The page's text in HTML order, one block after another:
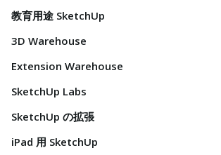
教育用途 SketchUp
3D Warehouse
Extension Warehouse
SketchUp Labs
SketchUp の拡張
iPad 用 SketchUp